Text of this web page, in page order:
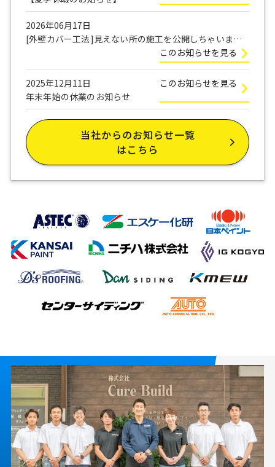
2026年06月17日
[外壁カバー工法]見えない所の施工を公開しちゃいま
このお知らせを見る
2025年12月11日
年末年始の休業のお知らせ
このお知らせを見る
当社からのお知らせ一覧
はこちら